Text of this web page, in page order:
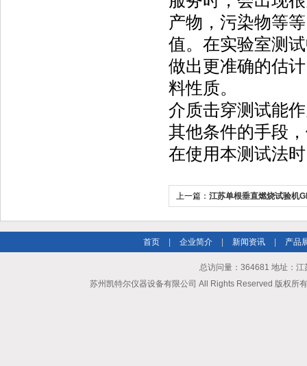
产物，污染物等
值。在实验室测
做出更准确的估
料性质。
介质击穿测试能
其他条件的手段
在使用本测试法
上一篇： 江苏单根垂直燃烧试验机
首页 | 企业简介 | 新闻资讯 | 产品
总访问量：364681 地址：
苏州凯特尔仪器设备有限公司 All Rights Reserved 版权所